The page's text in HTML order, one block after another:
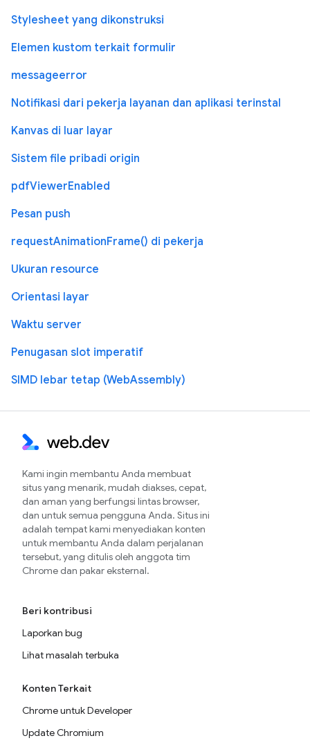
Stylesheet yang dikonstruksi
Elemen kustom terkait formulir
messageerror
Notifikasi dari pekerja layanan dan aplikasi terinstal
Kanvas di luar layar
Sistem file pribadi origin
pdfViewerEnabled
Pesan push
requestAnimationFrame() di pekerja
Ukuran resource
Orientasi layar
Waktu server
Penugasan slot imperatif
SIMD lebar tetap (WebAssembly)
Kami ingin membantu Anda membuat
situs yang menarik, mudah diakses, cepat,
dan aman yang berfungsi lintas browser,
dan untuk semua pengguna Anda. Situs ini
adalah tempat kami menyediakan konten
untuk membantu Anda dalam perjalanan
tersebut, yang ditulis oleh anggota tim
Chrome dan pakar eksternal.
Beri kontribusi
Laporkan bug
Lihat masalah terbuka
Konten Terkait
Chrome untuk Developer
Update Chromium